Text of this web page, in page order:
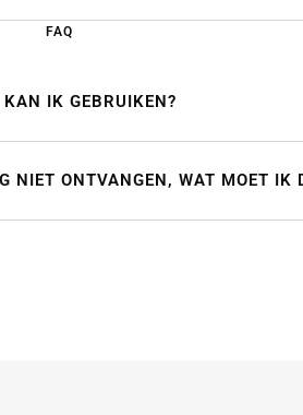
FAQ
IK GEBRUIKEN?
NIET ONTVANGEN, WAT MOET IK